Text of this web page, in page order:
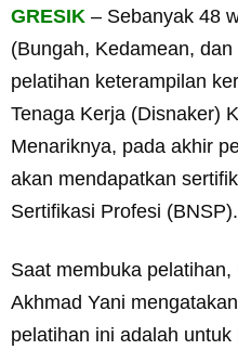
GRESIK – Sebanyak 48
(Bungah, Kedamean,
pelatihan keterampilan
Tenaga Kerja (Disnaker)
Menariknya, pada akhir
akan mendapatkan
Sertifikasi Profesi (BNSP).
Saat membuka
Akhmad Yani
pelatihan ini adalah